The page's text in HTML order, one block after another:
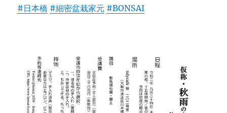
#日本橋 #細密盆栽家元 #BONSAI